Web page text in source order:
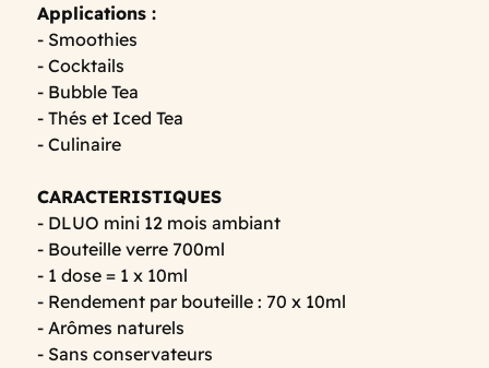
Applications :
- Smoothies
- Cocktails
- Bubble Tea
- Thés et Iced Tea
- Culinaire
CARACTERISTIQUES
- DLUO mini 12 mois ambiant
- Bouteille verre 700ml
- 1 dose = 1 x 10ml
- Rendement par bouteille : 70 x 10ml
- Arômes naturels
- Sans conservateurs